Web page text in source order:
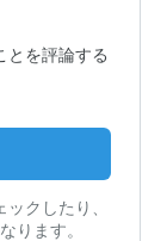
とを評論する
クしたり、
ります。